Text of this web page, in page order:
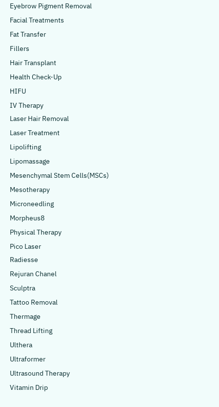
Eyebrow Pigment Removal
Facial Treatments
Fat Transfer
Fillers
Hair Transplant
Health Check-Up
HIFU
IV Therapy
Laser Hair Removal
Laser Treatment
Lipolifting
Lipomassage
Mesenchymal Stem Cells(MSCs)
Mesotherapy
Microneedling
Morpheus8
Physical Therapy
Pico Laser
Radiesse
Rejuran Chanel
Sculptra
Tattoo Removal
Thermage
Thread Lifting
Ulthera
Ultraformer
Ultrasound Therapy
Vitamin Drip